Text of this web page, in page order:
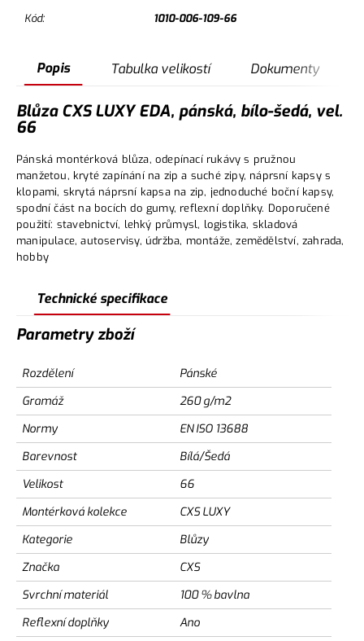
Kód: 1010-006-109-66
Popis Tabulka velikostí Dokumenty
Blůza CXS LUXY EDA, pánská, bílo-šedá, vel.
66
Pánská montérková blůza, odepínací rukávy s pružnou
manžetou, kryté zapínání na zip a suché zipy, náprsní kapsy s
klopami, skrytá náprsní kapsa na zip, jednoduché boční kapsy,
spodní část na bocích do gumy, reflexní doplňky. Doporučené
použití: stavebnictví, lehký průmysl, logistika, skladová
manipulace, autoservisy, údržba, montáže, zemědělství, zahrada,
hobby
Technické specifikace
Parametry zboží
Rozdělení
Pánské
Gramáž
260 g/m2
Normy
EN ISO 13688
Barevnost
Bílá/Šedá
Velikost
66
Montérková kolekce
CXS LUXY
Kategorie
Blůzy
Značka
CXS
Svrchní materiál
100 % bavlna
Reflexní doplňky
Ano